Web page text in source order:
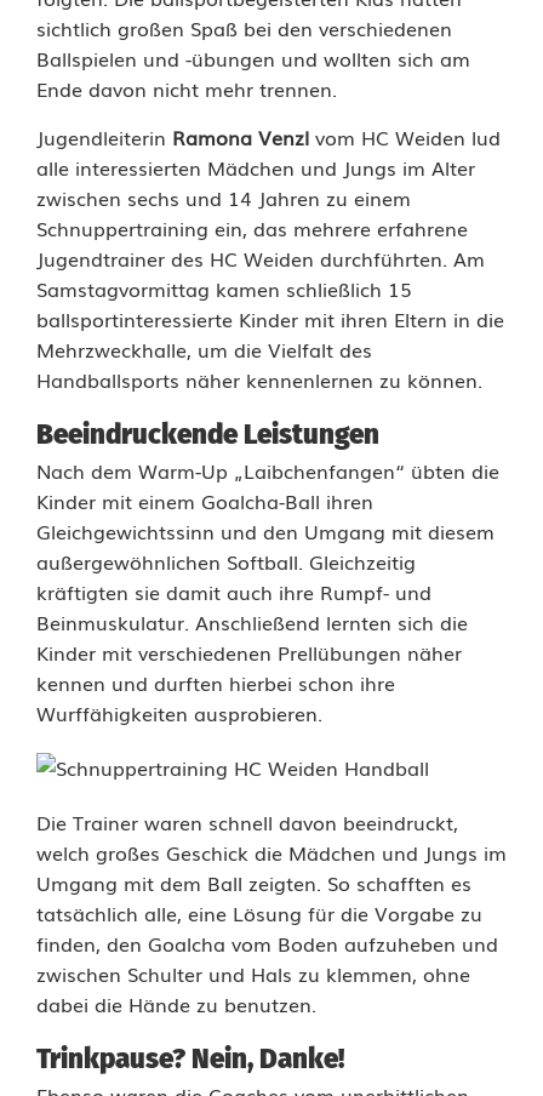
r
e
n
t
d
e
c
k
e
n
n
e
u
e
L
i
e
b
l
i
n
g
s
sichtlich großen Spaß bei den verschiedenen
Ballspielen und -übungen und wollten sich am
Ende davon nicht mehr trennen.
Jugendleiterin Ramona Venzl vom HC Weiden lud
alle interessierten Mädchen und Jungs im Alter
zwischen sechs und 14 Jahren zu einem
Schnuppertraining ein, das mehrere erfahrene
Jugendtrainer des HC Weiden durchführten. Am
Samstagvormittag kamen schließlich 15
ballsportinteressierte Kinder mit ihren Eltern in die
Mehrzweckhalle, um die Vielfalt des
Handballsports näher kennenlernen zu können.
Beeindruckende Leistungen
Nach dem Warm-Up „Laibchenfangen“ übten die
Kinder mit einem Goalcha-Ball ihren
Gleichgewichtssinn und den Umgang mit diesem
außergewöhnlichen Softball. Gleichzeitig
kräftigten sie damit auch ihre Rumpf- und
Beinmuskulatur. Anschließend lernten sich die
Kinder mit verschiedenen Prellübungen näher
kennen und durften hierbei schon ihre
Wurffähigkeiten ausprobieren.
Die Trainer waren schnell davon beeindruckt,
welch großes Geschick die Mädchen und Jungs im
Umgang mit dem Ball zeigten. So schafften es
tatsächlich alle, eine Lösung für die Vorgabe zu
finden, den Goalcha vom Boden aufzuheben und
zwischen Schulter und Hals zu klemmen, ohne
dabei die Hände zu benutzen.
Trinkpause? Nein, Danke!